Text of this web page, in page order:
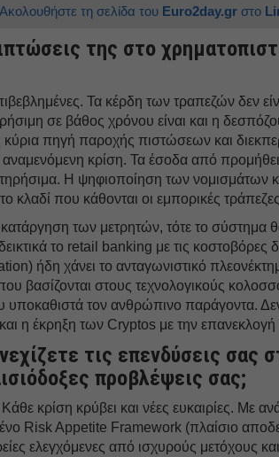
Ακολουθήστε τη σελίδα του Euro2day.gr στο
της στο
Τα κέρδη των τραπεζών δεν
σε βάθος χρόνου είναι και η
πηγή παροχής πιστώσεων και
κρίση. Τα έσοδα από
Η ψηφιοποίηση των νομισμάτων
κλαδί που κάθονται οι εμπορικές
των μετρητών, τότε το σύστημα
το retail banking με τις κοστοβόρες
ήδη χάνει το ανταγωνιστικό
βασίζονται στους τεχνολογικούς
υποκαθιστά τον ανθρώπινο παράγοντα.
η έκρηξη των Cryptos με την
τις επενδύσεις σας
προβλέψεις σας;
κρίση κρύβει και νέες ευκαιρίες. Με
Risk Appetite Framework (πλαίσιο
ελεγχόμενες από ισχυρούς μετόχους